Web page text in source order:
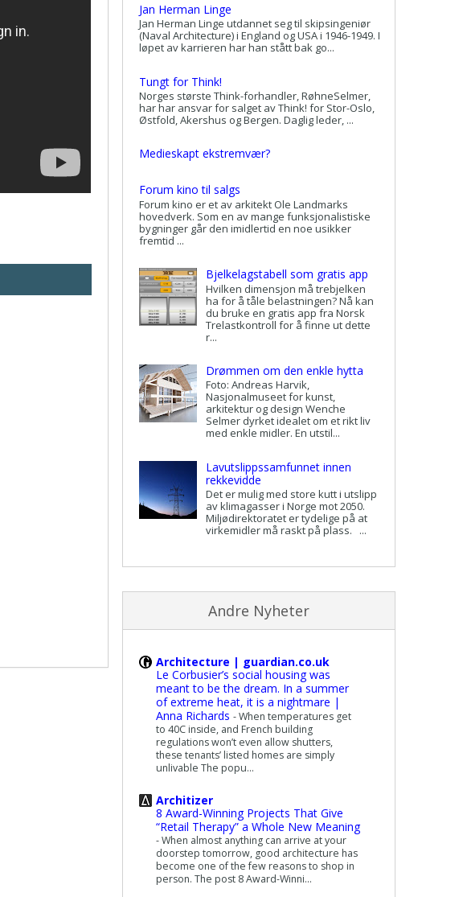
Jan Herman Linge
Jan Herman Linge utdannet seg til skipsingeniør
(Naval Architecture) i England og USA i 1946-1949. I
løpet av karrieren har han stått bak go...
Tungt for Think!
Norges største Think-forhandler, RøhneSelmer,
har har ansvar for salget av Think! for Stor-Oslo,
Østfold, Akershus og Bergen. Daglig leder, ...
Medieskapt ekstremvær?
Forum kino til salgs
Forum kino er et av arkitekt Ole Landmarks
hovedverk. Som en av mange funksjonalistiske
bygninger går den imidlertid en noe usikker
fremtid ...
Bjelkelagstabell som gratis app
Hvilken dimensjon må trebjelken
ha for å tåle belastningen? Nå kan
du bruke en gratis app fra Norsk
Trelastkontroll for å finne ut dette
r...
Drømmen om den enkle hytta
Foto: Andreas Harvik,
Nasjonalmuseet for kunst,
arkitektur og design Wenche
Selmer dyrket idealet om et rikt liv
med enkle midler. En utstil...
Lavutslippssamfunnet innen
rekkevidde
Det er mulig med store kutt i utslipp
av klimagasser i Norge mot 2050.
Miljødirektoratet er tydelige på at
virkemidler må raskt på plass. ...
Andre Nyheter
Architecture | guardian.co.uk
Le Corbusier’s social housing was
meant to be the dream. In a summer
of extreme heat, it is a nightmare |
Anna Richards -When temperatures get
to 40C inside, and French building
regulations won’t even allow shutters,
these tenants’ listed homes are simply
unlivable The popu...
Architizer
8 Award-Winning Projects That Give
“Retail Therapy” a Whole New Meaning
-When almost anything can arrive at your
doorstep tomorrow, good architecture has
become one of the few reasons to shop in
person. The post 8 Award-Winni...